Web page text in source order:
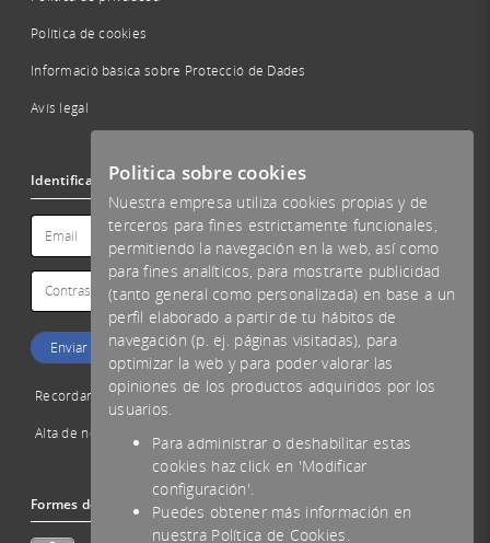
Política de cookies
Informació bàsica sobre Protecció de Dades
Avís legal
Identificació
Recordar password
Alta de nou client
Formes de pagament acceptades
Politica sobre cookies
Nuestra empresa utiliza cookies propias y de
terceros para fines estrictamente funcionales,
permitiendo la navegación en la web, así como
para fines analíticos, para mostrarte publicidad
(tanto general como personalizada) en base a un
perfil elaborado a partir de tu hábitos de
navegación (p. ej. páginas visitadas), para
optimizar la web y para poder valorar las
opiniones de los productos adquiridos por los
usuarios.
Para administrar o deshabilitar estas
cookies haz click en 'Modificar
configuración'.
Puedes obtener más información en
nuestra Política de Cookies.